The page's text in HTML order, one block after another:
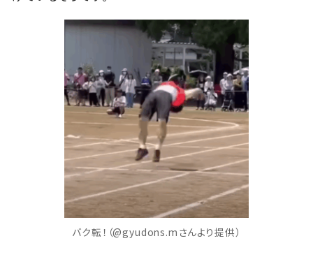
バク転！（@gyudons.mさんより提供）